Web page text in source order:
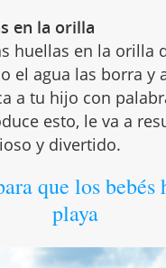
en la orilla
huellas en la orilla
el agua las borra y
a tu hijo con
esto, le va a
y divertido.
que los bebés
playa